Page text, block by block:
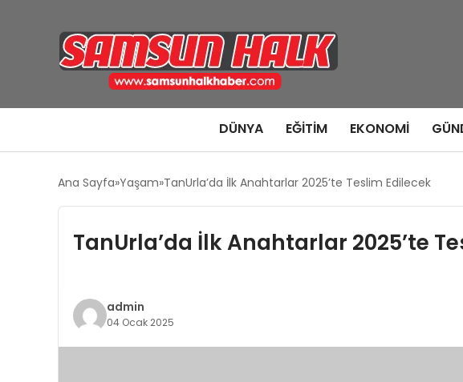
DÜNYA EĞITIM EKONOMI
Ana Sayfa Yaşam TanUrla’da İlk Anahtarlar 2025’te Teslim Edilecek
TanUrla’da İlk Anahtarlar 2025’te
admin
04 Ocak 2025